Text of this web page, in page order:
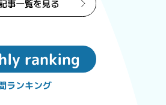
ranking
ランキング